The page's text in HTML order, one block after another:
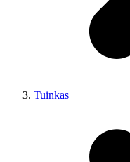
Tuinkas